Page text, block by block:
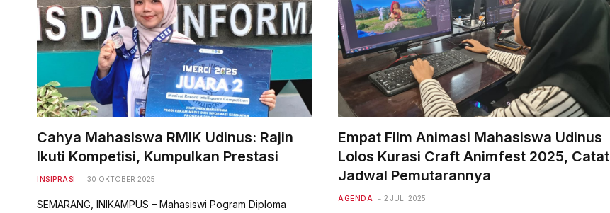
Cahya Mahasiswa RMIK Udinus: Rajin
Ikuti Kompetisi, Kumpulkan Prestasi
INSIPRASI 30 OKTOBER 2025
SEMARANG, INIKAMPUS – Mahasiswi Pogram Diploma
Empat Film Animasi Mahasiswa Udinus
Lolos Kurasi Craft Animfest 2025, Catat
Jadwal Pemutarannya
AGENDA 2 JULI 2025